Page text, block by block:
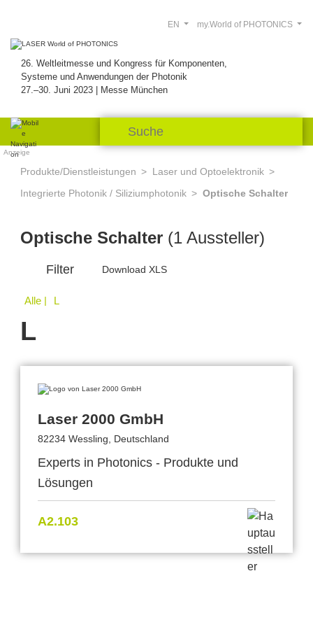
26. Weltleitmesse und Kongress für Komponenten,
Systeme und Anwendungen der Photonik
27.–30. Juni 2023 | Messe München
my.World of PHOTONICS
EN
Anzeige
Produkte/Dienstleistungen
Laser und Optoelektronik
Integrierte Photonik / Siliziumphotonik
Optische Schalter
Optische Schalter (1 Aussteller)
Filter Download XLS
Alle | L
L
Laser 2000 GmbH
82234 Wessling, Deutschland
Experts in Photonics - Produkte und
Lösungen
A2.103